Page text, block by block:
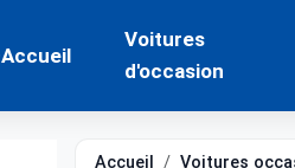
Accueil
Voitures
d'occasion
Accueil Voitures